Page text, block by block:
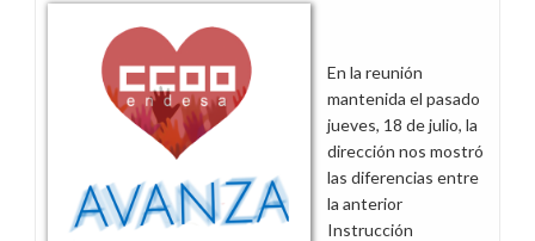
En la reunión
mantenida el pasado
jueves, 18 de julio, la
dirección nos mostró
las diferencias entre
la anterior
Instrucción